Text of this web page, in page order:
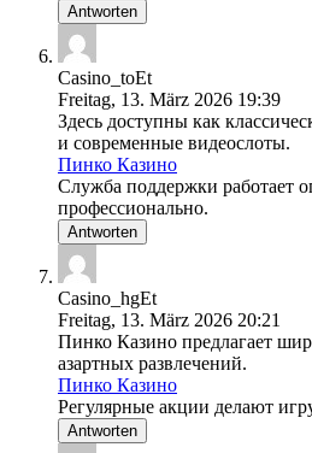
Antworten
Casino_toEt
Freitag, 13. März 2026 19:39
Здесь доступны как
и современные видеослоты.
Пинко Казино
Служба поддержки работает
профессионально.
Antworten
Casino_hgEt
Freitag, 13. März 2026 20:21
Пинко Казино предлагает
азартных развлечений.
Пинко Казино
Регулярные акции делают
Antworten